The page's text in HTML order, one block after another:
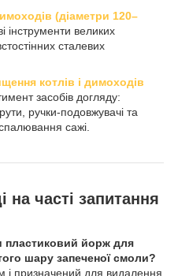
(діаметри 120–
інструменти великих
сталевих
котлів і димоходів
засобів догляду:
ручки-подовжувачі та
сажі.
на часті запитання
пластиковий йорж для
шару запеченої смоли?
і призначений для видалення